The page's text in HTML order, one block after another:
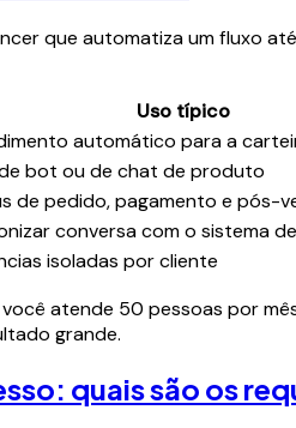
que automatiza um fluxo
Uso típico
automático para a
bot ou de chat de produto
de pedido, pagamento e pós-
conversa com o sistema
isoladas por cliente
atende 50 pessoas por
grande.
quais são os